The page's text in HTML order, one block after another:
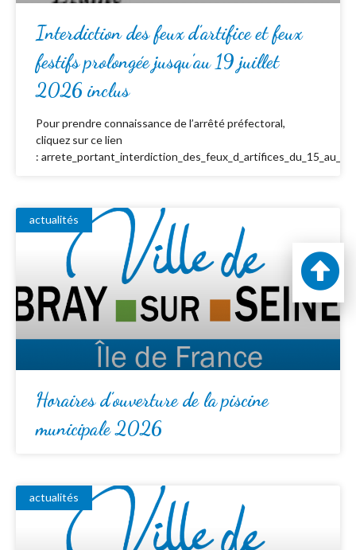
Interdiction des feux d’artifice et feux
festifs prolongée jusqu’au 19 juillet
2026 inclus
Pour prendre connaissance de l’arrêté préfectoral,
cliquez sur ce lien
:
actualités
Horaires d’ouverture de la piscine
municipale 2026
actualités